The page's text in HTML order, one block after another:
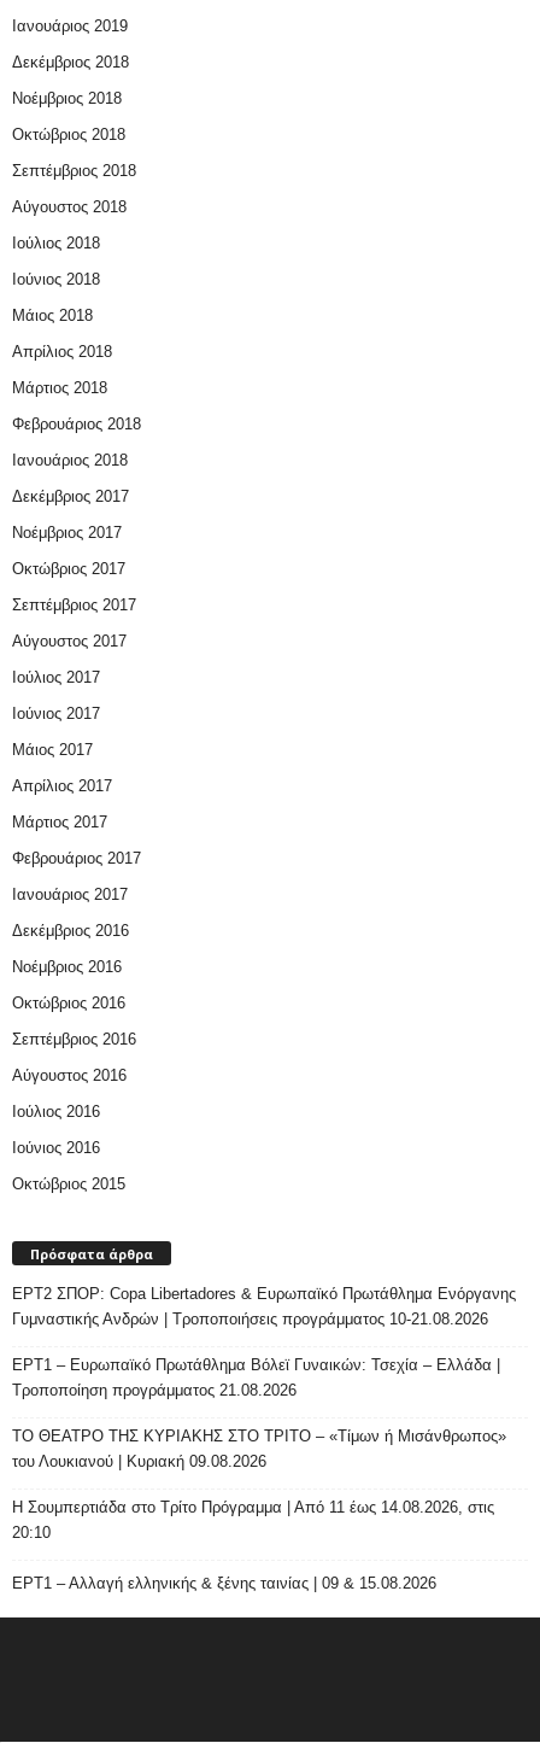
Ιανουάριος 2019
Δεκέμβριος 2018
Νοέμβριος 2018
Οκτώβριος 2018
Σεπτέμβριος 2018
Αύγουστος 2018
Ιούλιος 2018
Ιούνιος 2018
Μάιος 2018
Απρίλιος 2018
Μάρτιος 2018
Φεβρουάριος 2018
Ιανουάριος 2018
Δεκέμβριος 2017
Νοέμβριος 2017
Οκτώβριος 2017
Σεπτέμβριος 2017
Αύγουστος 2017
Ιούλιος 2017
Ιούνιος 2017
Μάιος 2017
Απρίλιος 2017
Μάρτιος 2017
Φεβρουάριος 2017
Ιανουάριος 2017
Δεκέμβριος 2016
Νοέμβριος 2016
Οκτώβριος 2016
Σεπτέμβριος 2016
Αύγουστος 2016
Ιούλιος 2016
Ιούνιος 2016
Οκτώβριος 2015
Πρόσφατα άρθρα
ΕΡΤ2 ΣΠΟΡ: Copa Libertadores & Ευρωπαϊκό Πρωτάθλημα Ενόργανης
Γυμναστικής Ανδρών | Τροποποιήσεις προγράμματος 10-21.08.2026
ΕΡΤ1 – Ευρωπαϊκό Πρωτάθλημα Βόλεϊ Γυναικών: Τσεχία – Ελλάδα |
Τροποποίηση προγράμματος 21.08.2026
ΤΟ ΘΕΑΤΡΟ ΤΗΣ ΚΥΡΙΑΚΗΣ ΣΤΟ ΤΡΙΤΟ – «Τίμων ή Μισάνθρωπος»
του Λουκιανού | Κυριακή 09.08.2026
H Σουμπερτιάδα στο Τρίτο Πρόγραμμα | Από 11 έως 14.08.2026, στις
20:10
ΕΡΤ1 – Αλλαγή ελληνικής & ξένης ταινίας | 09 & 15.08.2026